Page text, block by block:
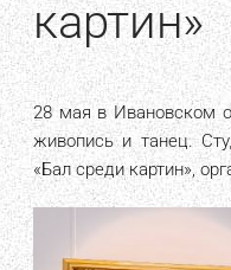
картин»
28 мая в Ивановском
живопись и танец.
«Бал среди картин»,